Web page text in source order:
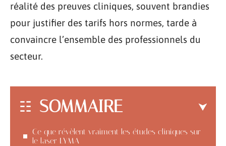
réalité des preuves cliniques, souvent brandies
pour justifier des tarifs hors normes, tarde à
convaincre l’ensemble des professionnels du
secteur.
SOMMAIRE
Ce que révèlent vraiment les études cliniques sur
le laser LYMA